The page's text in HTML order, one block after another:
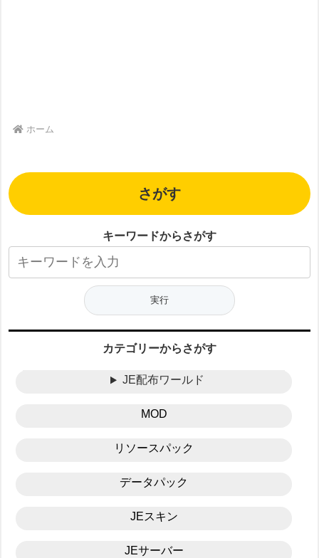
ホーム
さがす
キーワードからさがす
カテゴリーからさがす
JE配布ワールド
MOD
リソースパック
データパック
JEスキン
JEサーバー